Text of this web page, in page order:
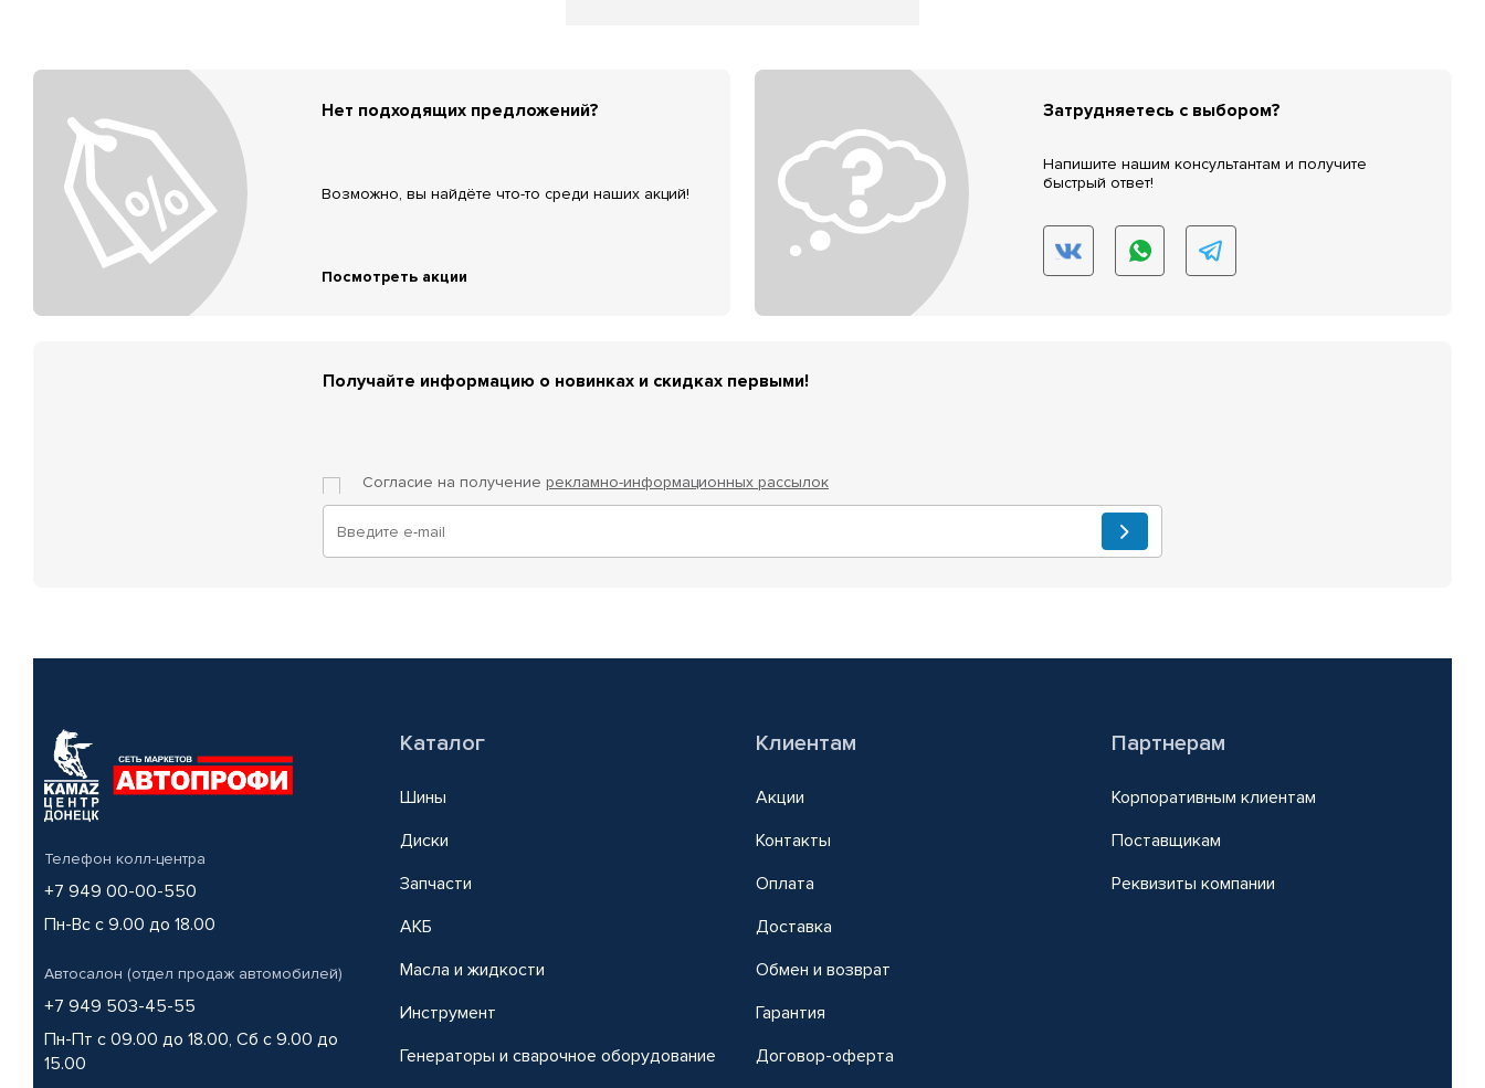
Нет подходящих предложений?
Возможно, вы найдёте что-то среди наших акций!
Посмотреть акции
Затрудняетесь с выбором?
Напишите нашим консультантам и получите
быстрый ответ!
Получайте информацию о новинках и скидках первыми!
Согласие на получение рекламно-информационных рассылок
Телефон колл-центра
+7 949 00-00-550
Пн-Вс с 9.00 до 18.00
Автосалон (отдел продаж автомобилей)
+7 949 503-45-55
Пн-Пт с 09.00 до 18.00, Сб с 9.00 до
15.00
Каталог
Шины
Диски
Запчасти
АКБ
Масла и жидкости
Инструмент
Генераторы и сварочное оборудование
Клиентам
Акции
Контакты
Оплата
Доставка
Обмен и возврат
Гарантия
Договор-оферта
Партнерам
Корпоративным клиентам
Поставщикам
Реквизиты компании